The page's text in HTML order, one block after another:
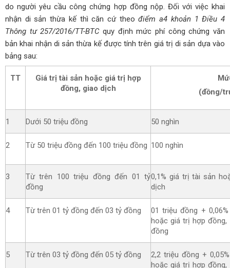
do người yêu cầu công chứng hợp đồng nộp. Đối với việc khai
nhận di sản thừa kế thì căn cứ theođiểm a4 khoản 1 Điều 4
Thông tư 257/2016/TT-BTCquy định mức phí công chứng văn
bản khai nhận di sản thừa kế được tính trên giá trị di sản dựa vào
bảng sau:
TT
Giá trị tài sản hoặc giá trị hợp
đồng, giao dịch
(đồng/
1 Dưới 50 triệu đồng 50 nghìn
2 Từ 50 triệu đồng đến 100 triệu đồng 100 nghìn
3
Từ trên 100 triệu đồng đến 01 tỷ
đồng
0,1% giá trị tài sản
dịch
4 Từ trên 01 tỷ đồng đến 03 tỷ đồng
01 triệu đồng +
hoặc giá trị hợp
đồng
5 Từ trên 03 tỷ đồng đến 05 tỷ đồng
2,2 triệu đồng +
hoặc giá trị hợp